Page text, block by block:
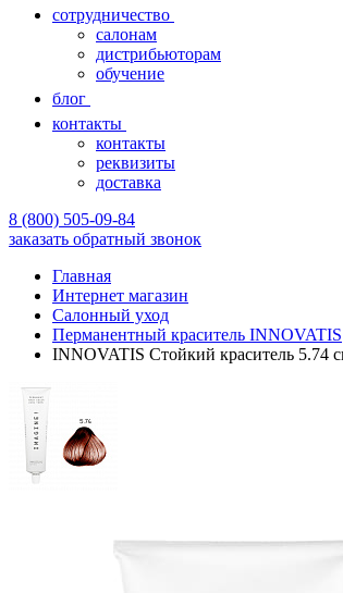
сотрудничество
салонам
дистрибьюторам
обучение
блог
контакты
контакты
реквизиты
доставка
8 (800) 505-09-84
заказать обратный звонок
Главная
Интернет магазин
Салонный уход
Перманентный краситель INNOVATIS
INNOVATIS Стойкий краситель 5.74